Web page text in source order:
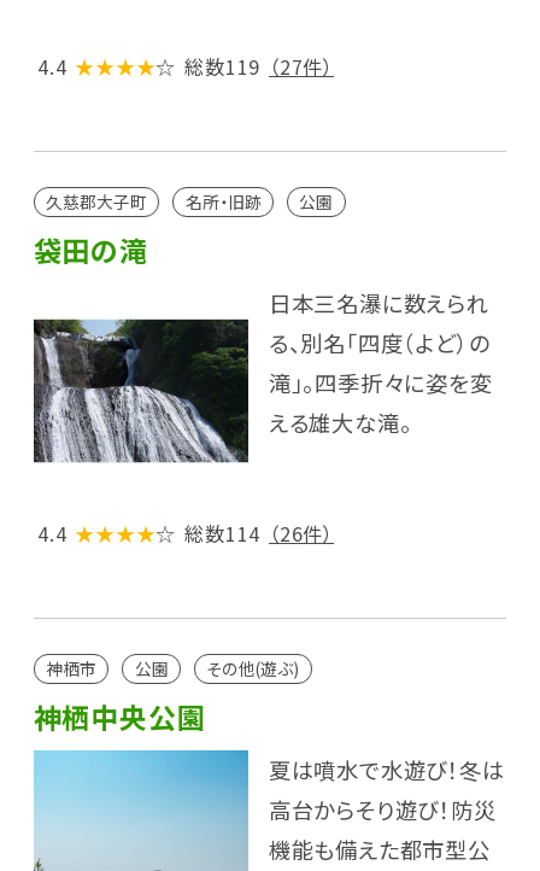
4.4 ★★★★☆ 総数119 （27件）
久慈郡大子町 名所・旧跡 公園
袋田の滝
日本三名瀑に数えられ
る、別名「四度（よど）の
滝｣。四季折々に姿を変
える雄大な滝。
4.4 ★★★★☆ 総数114 （26件）
神栖市 公園 その他(遊ぶ)
神栖中央公園
夏は噴水で水遊び！冬は
高台からそり遊び！防災
機能も備えた都市型公